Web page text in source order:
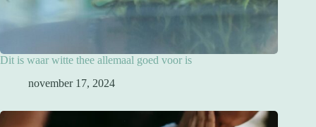
Dit is waar witte thee allemaal goed voor is
november 17, 2024